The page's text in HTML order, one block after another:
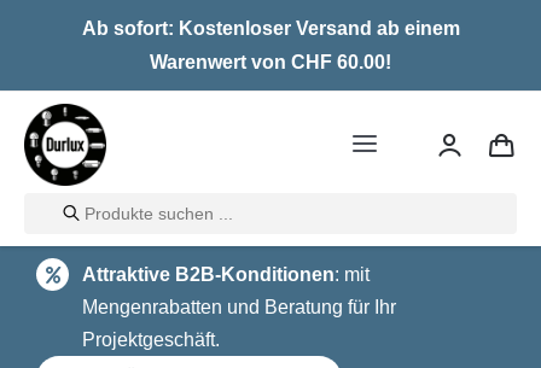
Ab sofort: Kostenloser Versand ab einem
Warenwert von CHF 60.00!
Toggle
Home
LED
Halogen
Products
search
Attraktive B2B-Konditionen: mit
Mengenrabatten und Beratung für Ihr
Projektgeschäft.